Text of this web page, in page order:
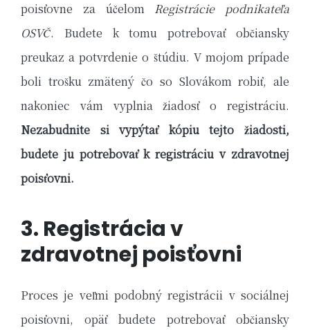
poisťovne za účelom Registrácie podnikateľa
OSVČ. Budete k tomu potrebovať občiansky
preukaz a potvrdenie o štúdiu. V mojom prípade
boli trošku zmätený čo so Slovákom robiť, ale
nakoniec vám vyplnia žiadosť o registráciu.
Nezabudnite si vypýtať kópiu tejto žiadosti,
budete ju potrebovať k registráciu v zdravotnej
poisťovni.
3. Registrácia v
zdravotnej poisťovni
Proces je veľmi podobný registrácii v sociálnej
poisťovni, opäť budete potrebovať občiansky